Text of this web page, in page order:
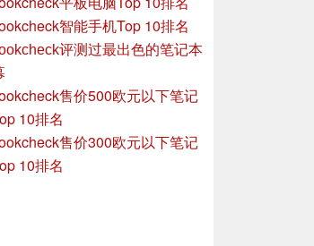
智能手机Top 10排名
评测过最出色的笔记本
售价500欧元以下笔记
10排名
售价300欧元以下笔记
10排名